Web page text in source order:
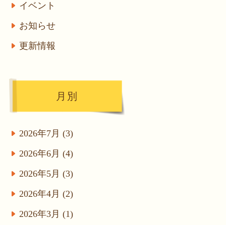
イベント
お知らせ
更新情報
月別
2026年7月 (3)
2026年6月 (4)
2026年5月 (3)
2026年4月 (2)
2026年3月 (1)